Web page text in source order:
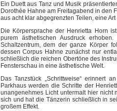
Ein Duett aus Tanz und Musik
Dorothée Hahne am Freitagabend in den
aus acht klar abgegrenzten Teilen, eine
Die Körpersprache der Henrietta Horn
purem ästhetischen Ausdruck
Schaltzentrum, dem der ganze Körper
dessen Corpus Hahne zunächst nur
schließlich die reichen Obertöne des
Fensterschau in eine ästhetische Welt.
Das Tanzstück „Schrittweise“ erinnert
Parkhaus werden die Schritte der
unangenehmes Licht untermalt hier nicht
sich und hat die Tänzerin schließlich in
großem Effekt.